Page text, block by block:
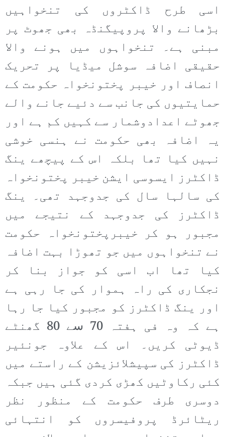
اسی طرح ڈاکٹروں کی تنخواہیں
بڑھانے والا پروپیگنڈہ بھی جھوٹ پر
مبنی ہے۔ تنخواہوں میں ہونے والا
حقیقی اضافہ سوشل میڈیا پر تحریک
انصاف اور خیبر پختونخواہ حکومت کے
حمایتیوں کی جانب سے دئیے جانے والے
جھوٹے اعدادوشمار سے کہیں کم ہے اور
یہ اضافہ بھی حکومت نے ہنسی خوشی
نہیں کیا تھا بلکہ اس کے پیچھے ینگ
ڈاکٹرز ایسوسی ایشن خیبر پختونخواہ
کی سالہا سال کی جدوجہد تھی۔ ینگ
ڈاکٹرز کی جدوجہد کے نتیجے میں
مجبور ہو کر خیبرپختونخواہ حکومت
نے تنخواہوں میں جو تھوڑا بہت اضافہ
کیا تھا اب اسی کو جواز بنا کر
نجکاری کی راہ ہموار کی جا رہی ہے
اور ینگ ڈاکٹرز کو مجبور کیا جا رہا
ہے کہ وہ فی ہفتہ 70 سے 80 گھنٹے
ڈیوٹی کریں۔ اس کے علاوہ جونئیر
ڈاکٹرز کی سپیشلائزیشن کے راستے میں
کئی رکاوٹیں کھڑی کردی گئی ہیں جبکہ
دوسری طرف حکومت کے منظور نظر
ریٹائرڈ پروفیسروں کو انتہائی